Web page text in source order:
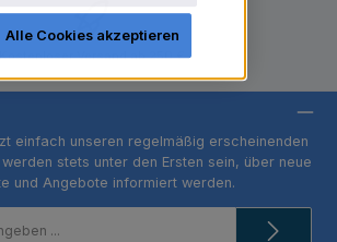
Kostenloser Versand ab 250 €
einfach unseren regelmäßig erscheinenden
stets unter den Ersten sein, über neue
und Angebote informiert werden.
Alle Cookies akzeptieren